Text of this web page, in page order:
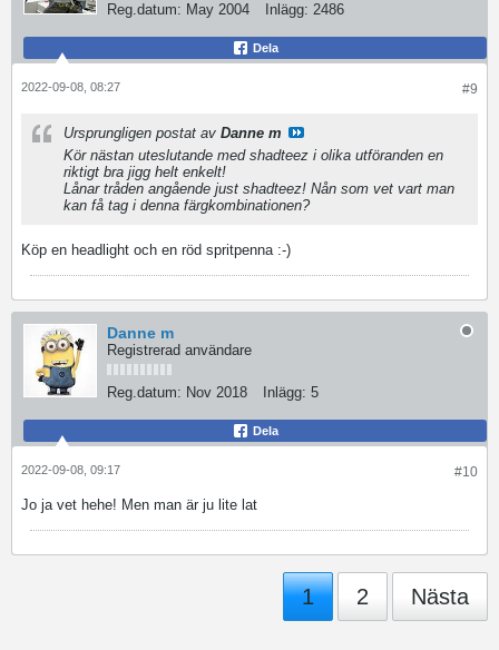
Reg.datum: May 2004 Inlägg: 2486
Dela
#9
2022-09-08, 08:27
Ursprungligen postat av Danne m
Kör nästan uteslutande med shadteez i olika utföranden en
riktigt bra jigg helt enkelt!
Lånar tråden angående just shadteez! Nån som vet vart man
kan få tag i denna färgkombinationen?
Köp en headlight och en röd spritpenna :-)
Danne m
Registrerad användare
Reg.datum: Nov 2018 Inlägg: 5
Dela
#10
2022-09-08, 09:17
Jo ja vet hehe! Men man är ju lite lat
1 2 Nästa